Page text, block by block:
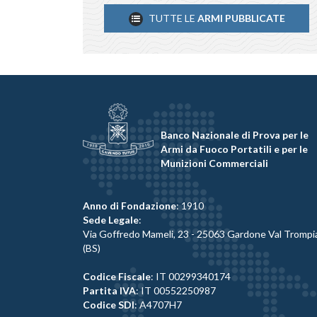
TUTTE LE ARMI PUBBLICATE
Banco Nazionale di Prova per le
Armi da Fuoco Portatili e per le
Munizioni Commerciali
Anno di Fondazione: 1910
Sede Legale:
Via Goffredo Mameli, 23 - 25063 Gardone Val
(BS)
Codice Fiscale: IT 00299340174
Partita IVA: IT 00552250987
Codice SDI: A4707H7